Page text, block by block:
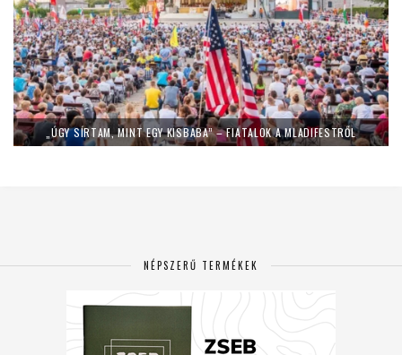
„ÚGY SÍRTAM, MINT EGY KISBABA” – FIATALOK A MLADIFESTRŐL
NÉPSZERŰ TERMÉKEK